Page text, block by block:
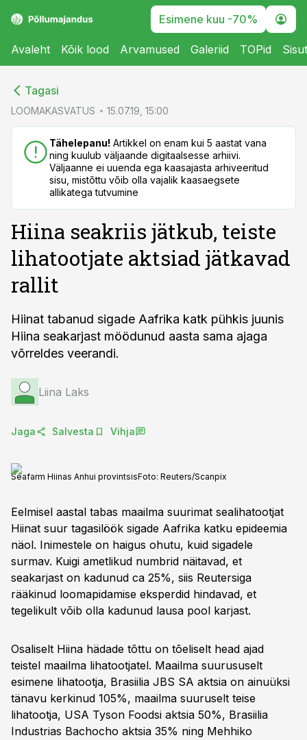
Esimene kuu -70%
Avaleht Kõik lood Arvamused Galeriid TOPid
Tagasi
LOOMAKASVATUS 15.07.19, 15:00
Tähelepanu! Artikkel on enam kui 5 aastat vana
ning kuulub väljaande digitaalsesse arhiivi.
Väljaanne ei uuenda ega kaasajasta arhiveeritud
sisu, mistõttu võib olla vajalik kaasaegsete
allikatega tutvumine
Hiina seakriis jätkub, teiste
lihatootjate aktsiad jätkavad
rallit
Hiinat tabanud sigade Aafrika katk pühkis juunis
Hiina seakarjast möödunud aasta sama ajaga
võrreldes veerandi.
Liina Laks
Jaga Salvesta Vihja
Seafarm Hiinas Anhui provintsisFoto: Reuters/Scanpix
Eelmisel aastal tabas maailma suurimat sealihatootjat
Hiinat suur tagasilöök sigade Aafrika katku epideemia
näol. Inimestele on haigus ohutu, kuid sigadele
surmav. Kuigi ametlikud numbrid näitavad, et
seakarjast on kadunud ca 25%, siis Reutersiga
rääkinud loomapidamise eksperdid hindavad, et
tegelikult võib olla kadunud lausa pool karjast.
Osaliselt Hiina hädade tõttu on tõeliselt head ajad
teistel maailma lihatootjatel. Maailma suurususelt
esimene lihatootja, Brasiilia JBS SA aktsia on ainuüksi
tänavu kerkinud 105%, maailma suuruselt teise
lihatootja, USA Tyson Foodsi aktsia 50%, Brasiilia
Industrias Bachocho aktsia 35% ning Mehhiko